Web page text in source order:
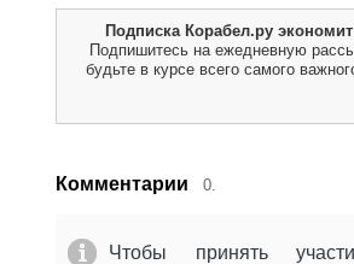
Подписка Корабел.ру
Подпишитесь на ежедневную
будьте в курсе всего самого
Комментарии 0.
Чтобы принять